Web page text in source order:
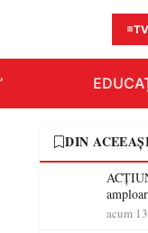
DIN
Mare!
acum